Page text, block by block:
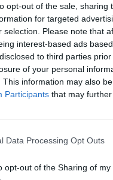
opt-out of the sale,
for targeted
selection. Please note that
interest-based ads
to third parties
of your personal
This information may also
Participants that may
Data Processing Opt Outs
opt-out of the Sharing of my
στο Σύστημα
μέσω της
Δικαιούχου, και εν
θα εμφανίζονται
προσωπικά δεδομένα θα
που συνταγογραφεί